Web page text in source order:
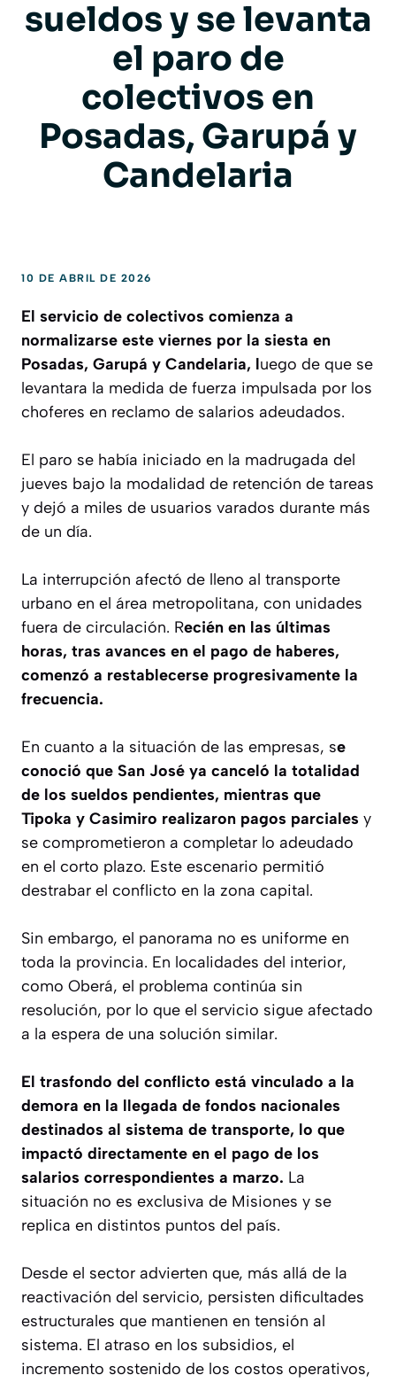
sueldos y se levanta
el paro de
colectivos en
Posadas, Garupá y
Candelaria
10 DE ABRIL DE 2026
El servicio de colectivos comienza a
normalizarse este viernes por la siesta en
Posadas, Garupá y Candelaria, luego de que se
levantara la medida de fuerza impulsada por los
choferes en reclamo de salarios adeudados.
El paro se había iniciado en la madrugada del
jueves bajo la modalidad de retención de tareas
y dejó a miles de usuarios varados durante más
de un día.
La interrupción afectó de lleno al transporte
urbano en el área metropolitana, con unidades
fuera de circulación. Recién en las últimas
horas, tras avances en el pago de haberes,
comenzó a restablecerse progresivamente la
frecuencia.
En cuanto a la situación de las empresas, se
conoció que San José ya canceló la totalidad
de los sueldos pendientes, mientras que
Tipoka y Casimiro realizaron pagos parciales y
se comprometieron a completar lo adeudado
en el corto plazo. Este escenario permitió
destrabar el conflicto en la zona capital.
Sin embargo, el panorama no es uniforme en
toda la provincia. En localidades del interior,
como Oberá, el problema continúa sin
resolución, por lo que el servicio sigue afectado
a la espera de una solución similar.
El trasfondo del conflicto está vinculado a la
demora en la llegada de fondos nacionales
destinados al sistema de transporte, lo que
impactó directamente en el pago de los
salarios correspondientes a marzo. La
situación no es exclusiva de Misiones y se
replica en distintos puntos del país.
Desde el sector advierten que, más allá de la
reactivación del servicio, persisten dificultades
estructurales que mantienen en tensión al
sistema. El atraso en los subsidios, el
incremento sostenido de los costos operativos,